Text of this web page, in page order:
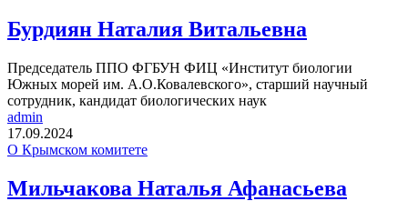
Бурдиян Наталия Витальевна
Председатель ППО ФГБУН ФИЦ «Институт биологии
Южных морей им. А.О.Ковалевского», старший научный
сотрудник, кандидат биологических наук
admin
17.09.2024
О Крымском комитете
Мильчакова Наталья Афанасьева